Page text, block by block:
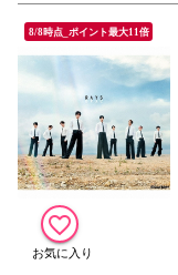
8/8時点_ポイント最大11倍